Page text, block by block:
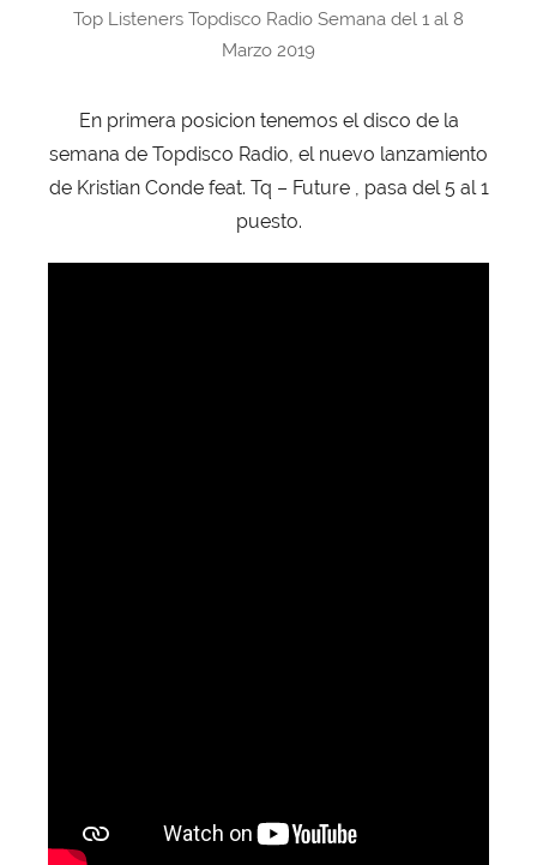
Top Listeners Topdisco Radio Semana del 1 al 8
Marzo 2019
En primera posicion tenemos el disco de la
semana de Topdisco Radio, el nuevo lanzamiento
de Kristian Conde feat. Tq – Future , pasa del 5 al 1
puesto.